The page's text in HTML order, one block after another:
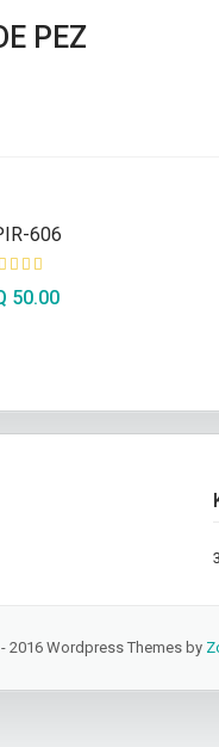
PEZ
606
50.00
2016 Wordpress Themes by